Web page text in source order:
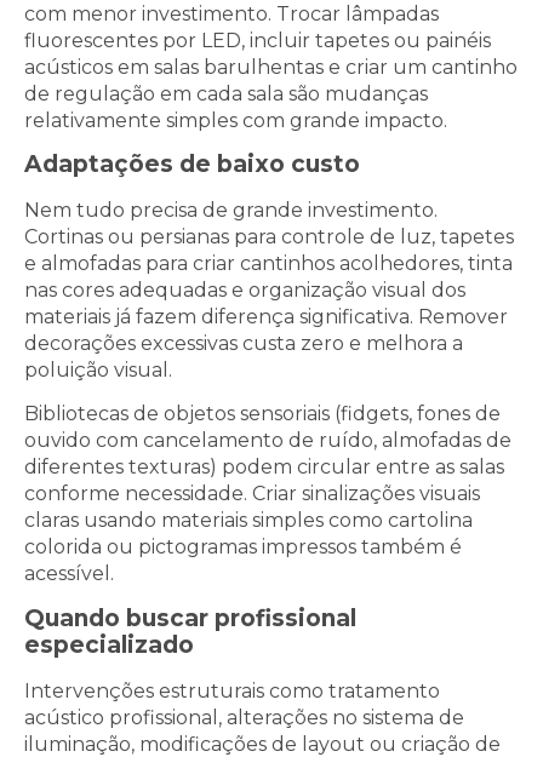
com menor investimento. Trocar lâmpadas
fluorescentes por LED, incluir tapetes ou painéis
acústicos em salas barulhentas e criar um cantinho
de regulação em cada sala são mudanças
relativamente simples com grande impacto.
Adaptações de baixo custo
Nem tudo precisa de grande investimento.
Cortinas ou persianas para controle de luz, tapetes
e almofadas para criar cantinhos acolhedores, tinta
nas cores adequadas e organização visual dos
materiais já fazem diferença significativa. Remover
decorações excessivas custa zero e melhora a
poluição visual.
Bibliotecas de objetos sensoriais (fidgets, fones de
ouvido com cancelamento de ruído, almofadas de
diferentes texturas) podem circular entre as salas
conforme necessidade. Criar sinalizações visuais
claras usando materiais simples como cartolina
colorida ou pictogramas impressos também é
acessível.
Quando buscar profissional
especializado
Intervenções estruturais como tratamento
acústico profissional, alterações no sistema de
iluminação, modificações de layout ou criação de